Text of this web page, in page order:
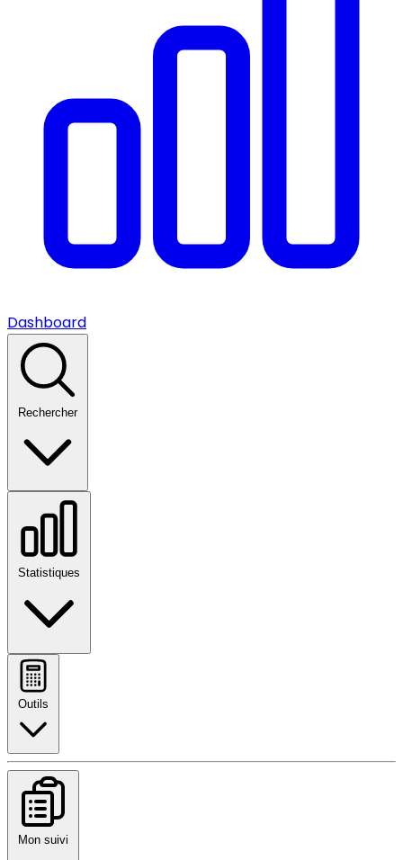
Dashboard
Rechercher
Statistiques
Outils
Mon suivi